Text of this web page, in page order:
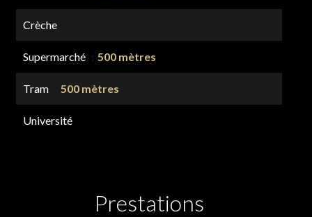
Crèche
Supermarché 500 mètres
Tram 500 mètres
Université
Prestations